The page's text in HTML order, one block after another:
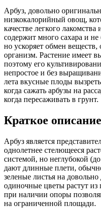
Арбуз, довольно
низкокалорийный овощ,
качестве легкого
содержит много сахара и
но ускоряет обмен
организм. Растение имеет
поэтому его
непростое и без
лета вкусные плоды
когда сажать арбузы на
когда пересаживать в грунт.
Краткое
Арбуз является
однолетнее стелющееся
системой, но неглубокой
дают длинные плети,
зеленые листья на
одиночные цветы растут
при наличии опоры
на ограниченной площади.